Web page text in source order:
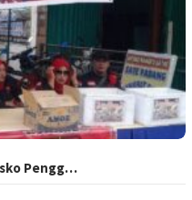
Pengg…